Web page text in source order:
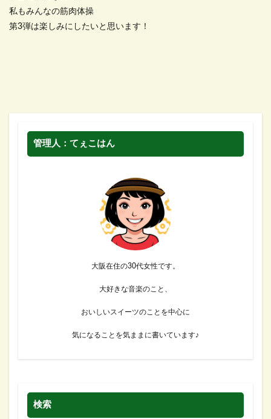
私もみんなの筋肉体操
第3弾は楽しみにしたいと思います！
管理人：てぇこはん
大阪在住の30代女性です。
大好きな音楽のこと、
おいしいスイーツのことを中心に
気になることを気ままに書いています♪
検索